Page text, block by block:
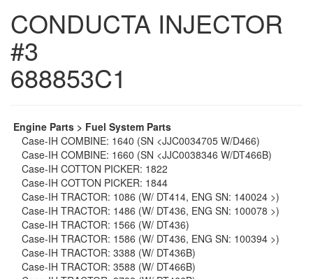
CONDUCTA INJECTOR
#3
688853C1
Engine Parts > Fuel System Parts
Case-IH COMBINE: 1640 (SN <JJC0034705 W/D466)
Case-IH COMBINE: 1660 (SN <JJC0038346 W/DT466B)
Case-IH COTTON PICKER: 1822
Case-IH COTTON PICKER: 1844
Case-IH TRACTOR: 1086 (W/ DT414, ENG SN: 140024 >)
Case-IH TRACTOR: 1486 (W/ DT436, ENG SN: 100078 >)
Case-IH TRACTOR: 1566 (W/ DT436)
Case-IH TRACTOR: 1586 (W/ DT436, ENG SN: 100394 >)
Case-IH TRACTOR: 3388 (W/ DT436B)
Case-IH TRACTOR: 3588 (W/ DT466B)